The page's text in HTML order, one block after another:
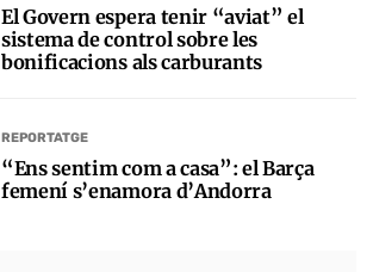
El Govern espera tenir “aviat” el
sistema de control sobre les
bonificacions als carburants
REPORTATGE
“Ens sentim com a casa”: el Barça
femení s’enamora d’Andorra